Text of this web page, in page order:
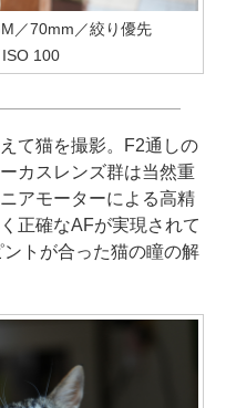
／70mm／絞り優先
100
て猫を撮影。F2通しの
カスレンズ群は当然重
アモーターによる高精
正確なAFが実現されて
トが合った猫の瞳の解